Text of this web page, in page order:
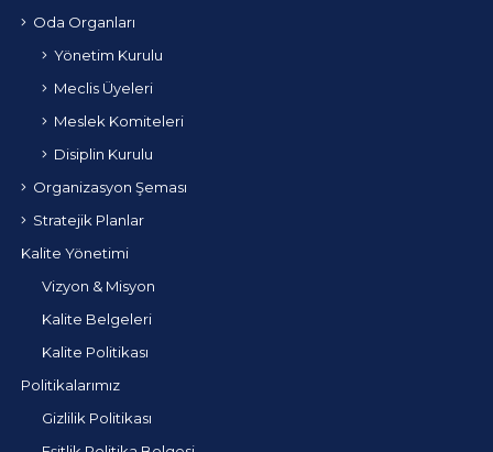
Oda Organları
Yönetim Kurulu
Meclis Üyeleri
Meslek Komiteleri
Disiplin Kurulu
Organizasyon Şeması
Stratejik Planlar
Kalite Yönetimi
Vizyon & Misyon
Kalite Belgeleri
Kalite Politikası
Politikalarımız
Gizlilik Politikası